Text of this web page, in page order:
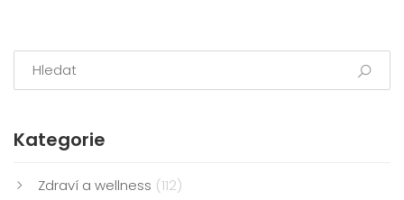
Kategorie
Zdraví a wellness (112)